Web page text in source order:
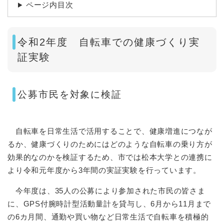
ページ内目次
令和2年度 自転車での健康づくり実
証実験
公募市民を対象に検証
自転車を日常生活で活用することで、健康増進につなが
るか、健康づくりのためにはどのような自転車の乗り方が
効果的なのかを検証するため、市では松本大学との連携に
より令和元年度から3年間の実証実験を行っています。
今年度は、35人の公募により参加された市民の皆さま
に、GPS付腕時計型活動量計を貸与し、6月から11月まで
の6カ月間、通勤や買い物など日常生活で自転車を積極的